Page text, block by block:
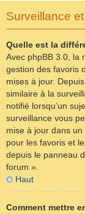
Surveillance
Quelle est la
Avec phpBB 3.0, la
gestion des favoris
mises à jour.
similaire à la
notifié lorsqu’un
surveillance vous
mise à jour dans
pour les favoris et
depuis le panneau
forum ».
Haut
Comment mettre